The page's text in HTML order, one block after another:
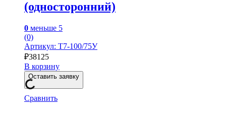
(односторонний)
0 меньше 5
(0)
Артикул: Т7-100/75У
₽38125
В корзину
Оставить заявку
Сравнить